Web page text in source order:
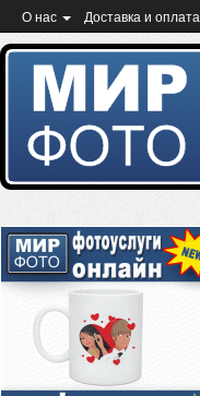
О нас Доставка и оплата